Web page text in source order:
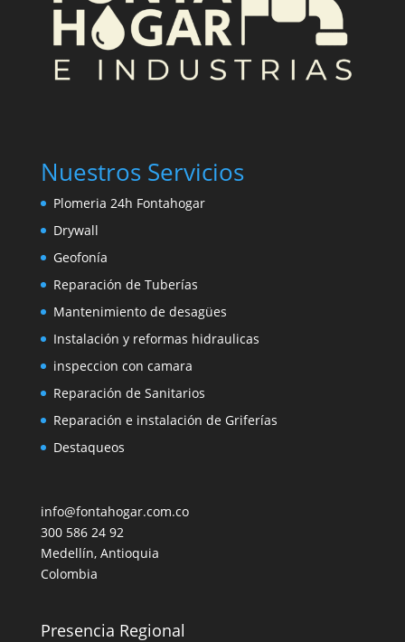
Nuestros Servicios
Plomeria 24h Fontahogar
Drywall
Geofonía
Reparación de Tuberías
Mantenimiento de desagües
Instalación y reformas hidraulicas
inspeccion con camara
Reparación de Sanitarios
Reparación e instalación de Griferías
Destaqueos
info@fontahogar.com.co
300 586 24 92
Medellín, Antioquia
Colombia
Presencia Regional